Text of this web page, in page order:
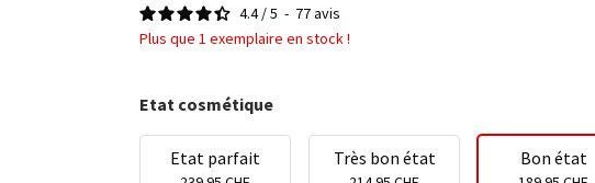
4.4 /5 - 77avis
Plus que 1 exemplaire en stock !
Etat cosmétique
Etat parfait Très bon état Bon état